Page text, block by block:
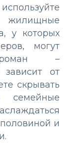
жилищные
у которых
могут
роман –
зависит от
скрывать
и